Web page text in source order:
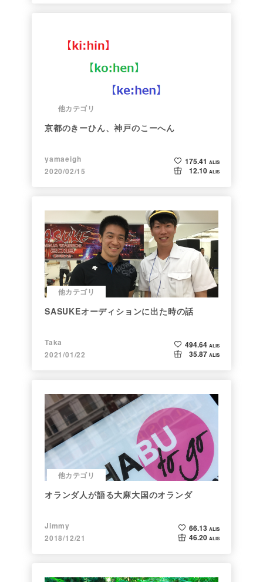
他カテゴリ
京都のきーひん、神戸のこーへん
yamaeigh
2020/02/15
175.41 ALIS
12.10 ALIS
他カテゴリ
SASUKEオーディションに出た時の話
Taka
2021/01/22
494.64 ALIS
35.87 ALIS
他カテゴリ
オランダ人が語る大麻大国のオランダ
Jimmy
2018/12/21
66.13 ALIS
46.20 ALIS